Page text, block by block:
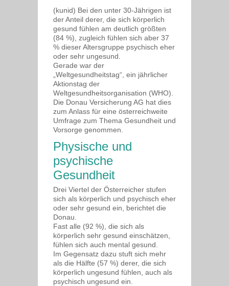
(kunid) Bei den unter 30-Jährigen ist
der Anteil derer, die sich körperlich
gesund fühlen am deutlich größten
(84 %), zugleich fühlen sich aber 37
% dieser Altersgruppe psychisch eher
oder sehr ungesund.
Gerade war der
„Weltgesundheitstag“, ein jährlicher
Aktionstag der
Weltgesundheitsorganisation (WHO).
Die Donau Versicherung AG hat dies
zum Anlass für eine österreichweite
Umfrage zum Thema Gesundheit und
Vorsorge genommen.
Physische und
psychische
Gesundheit
Drei Viertel der Österreicher stufen
sich als körperlich und psychisch eher
oder sehr gesund ein, berichtet die
Donau.
Fast alle (92 %), die sich als
körperlich sehr gesund einschätzen,
fühlen sich auch mental gesund.
Im Gegensatz dazu stuft sich mehr
als die Hälfte (57 %) derer, die sich
körperlich ungesund fühlen, auch als
psychisch ungesund ein.